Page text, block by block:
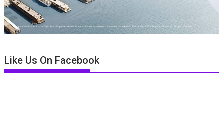
Like Us On Facebook